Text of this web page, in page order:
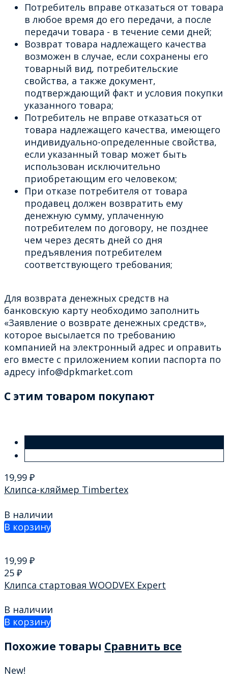
Потребитель вправе отказаться от товара
в любое время до его передачи, а после
передачи товара - в течение семи дней;
Возврат товара надлежащего качества
возможен в случае, если сохранены его
товарный вид, потребительские
свойства, а также документ,
подтверждающий факт и условия покупки
указанного товара;
Потребитель не вправе отказаться от
товара надлежащего качества, имеющего
индивидуально-определенные свойства,
если указанный товар может быть
использован исключительно
приобретающим его человеком;
При отказе потребителя от товара
продавец должен возвратить ему
денежную сумму, уплаченную
потребителем по договору, не позднее
чем через десять дней со дня
предъявления потребителем
соответствующего требования;
Для возврата денежных средств на
банковскую карту необходимо заполнить
«Заявление о возврате денежных средств»,
которое высылается по требованию
компанией на электронный адрес и оправить
его вместе с приложением копии паспорта по
адресу info@dpkmarket.com
C этим товаром покупают
19,99 ₽
Клипса-кляймер Timbertex
В наличии
В корзину
19,99 ₽
25 ₽
Клипса стартовая WOODVEХ Expert
В наличии
В корзину
Похожие товары Сравнить все
New!